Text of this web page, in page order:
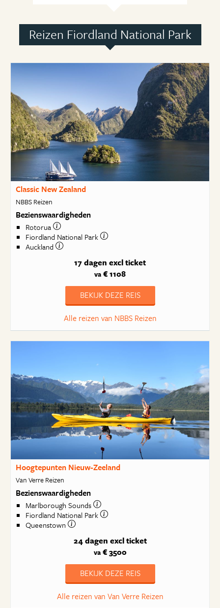
Reizen Fiordland National Park
Classic New Zealand
NBBS Reizen
Bezienswaardigheden
Rotorua
Fiordland National Park
Auckland
17 dagen excl ticket
va € 1108
BEKIJK DEZE REIS
Alle reizen van NBBS Reizen
Hoogtepunten Nieuw-Zeeland
Van Verre Reizen
Bezienswaardigheden
Marlborough Sounds
Fiordland National Park
Queenstown
24 dagen excl ticket
va€ 3500
BEKIJK DEZE REIS
Alle reizen van Van Verre Reizen